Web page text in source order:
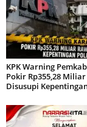
KPK Warning
Pokir Rp355,28
Disusupi